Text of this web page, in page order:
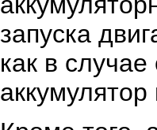
запуска
как в